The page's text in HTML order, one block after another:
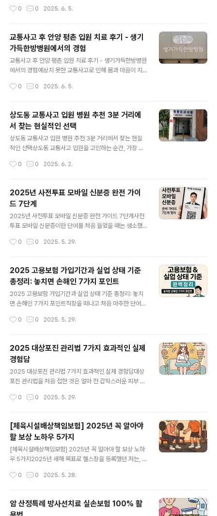
후유증에 시달리게 됩니다. 이러한 후유증을 효과적으로
을 소개하고자 합니다. 1. 초기 진단과 치료의 중요성교통
사고 직후에는 큰 통증이 없더라도 반드시 병원을 방문하
여 정밀 검사를 받는 것이 중요합니다. 초기 진단을 통해 잠
재적인 문제를 조기에 발견하고 치료할 수 있습니다. 2. 꾸
됩니다. 전문적인 치료를 통해 통증을 완화하고 기능을 회
0 0 2025. 6. 5.
교통사고 후 안양 평촌 입원 치료 후기 - 생기
가득한방병원에서의 경험
교통사고 후 안양 평촌 입원 치료 후기 - 생기가득한방병원
에서의 경험예상치 못한 교통사고로 인해 몸과 마음이 지
득한방병원에 입원하여 치료를 받았습니다. 이 글에서는
지 상세히 알려드리겠습니다. 생기가득한방병원 선택 이유
사고 후 통증이 심해져 병원을 알아보던 중, 평촌에 위치한
생기가득한방병원이 교통사고 후유증 치료에 특화되어 있
다는 정보를 접했습니다. 위치도 가까웠고, 실비보험과 자
동차보험 적용이 가능하다는 점이 큰 장점이었습니다.입원
있었으며, 1인실을 선택하여 편안하게 치료에 집중할 수 있
0 0 2025. 6. 5.
상도동 교통사고 입원 병원 추천 3분 거리에
서 찾는 현실적인 선택
상도동 교통사고 입원 병원 추천 3분 거리에서 찾는 현실
적인 선택상도동 교통사고 입원을 고민하는 순간, 가장 먼
정형외과는 단순한 동네 병원이 아닙니다. 그곳은 제가 직
정시켜 준 곳이었습니다.상도동 교통사고 입원 병원을 선
택하는 기준교통사고는 누구에게나 갑작스럽게 찾아옵니
다. 사고 직후 어떤 병원을 선택하느냐에 따라 회복 속도와
후유증 관리에 큰 차이가 생기죠. 상도동에서 입원 가능한
정형외과를 찾을 때 고려할 포인트는 다음과 같습니다.위
이규성 정형외과는 대중교통 접근성이 매우 우수합니다.
0 0 2025. 6. 2.
2025년 사전투표 모바일 신분증 완전 가이
드 7단계
2025년 사전투표 모바일 신분증 완전 가이드 7단계사전
투표 모바일 신분증이란 단어를 처음 들었을 때는 생소했
니다. 작년 지방선거 때, 주민등록증을 집에 두고 나왔다가
바일 신분증을 미리 준비했습니다. 그 경험을 바탕으로 누
구나 쉽게 따라할 수 있는 7단계 가이드를 정리해봤습니
다.사전투표 모바일 신분증이란?모바일 신분증은 스마트
폰에서 사용할 수 있는 디지털 형태의 신분증입니다. 202
5년부터 사전투표 시 모바일 주민등록증 또는 모바일 운전
앱을 통해 발급받을 수 있으며, 실물 없이도 투표가 가능합
0 0 2025. 5. 29.
2025 고용보험 가입기간과 실업 상태 기준
총정리: 놓치면 손해인 7가지 포인트
2025 고용보험 가입기간과 실업 상태 기준 총정리: 놓치
면 손해인 7가지 포인트직장을 떠나고 처음 마주한 단어가
꼭 도움이 되길 바라며 고용보험 가입기간과 실업 상태 기
부터 정확히!2025년 현재, 고용보험 가입기간은 상용직과
일용직 모두 포함해 누적 계산됩니다. 상용직은 월 단위로
자동 계산되고, 일용직은 한 달에 8일 이상 일한 경우 1개
월로 환산됩니다.📌 가입기간 계산 방법 요약고용형태인정
조건주의사항상용직월 단위 자동 인정정규직, 계약직 포함
실업 상태 기준은 생각보다 까다롭다?실업 상태 기준은 단
0 0 2025. 5. 29.
2025 대상포진 관리법 7가지 효과적인 실제
경험담
2025 대상포진 관리법 7가지 효과적인 실제 경험담대상
포진 관리법을 처음 접한 것은 얼마 전 갑작스러운 피부 통
국 발진까지 나타났죠. 이번 글에서는 제 실제 경험담을 바
리겠습니다.대상포진 관리법 #1 - 초기 대응이 중요!대상
포진 관리법에서 가장 중요한 것은 초기 대응입니다. 통증
을 느끼자마자 바로 병원에 갔던 것이 정말 다행이었어요.
빠른 항바이러스제 투약으로 증상이 심각해지기 전에 회복
이 가능했습니다.대상포진 관리법 #2 - 충분한 휴식피로
식은 필수였습니다. 저는 매일 규칙적으로 최소 8시간 이
0 0 2025. 5. 29.
[체육시설배상책임보험] 2025년 꼭 알아야
할 보상 노하우 5가지
[체육시설배상책임보험] 2025년 꼭 알아야 할 보상 노하
우 5가지2025년 새해 목표로 헬스장을 등록했던 저는, 설
날, 강사님의 실수로 제 아이폰이 바닥에 내동댕이쳐지고
져버린 느낌이었어요.하지만 감사하게도, 체육시설배상책
임보험이라는 제도를 알게 되면서 이 일은 완전히 반전되
0 0 2025. 5. 28.
암 산정특례 방사선치료 실손보험 100% 활